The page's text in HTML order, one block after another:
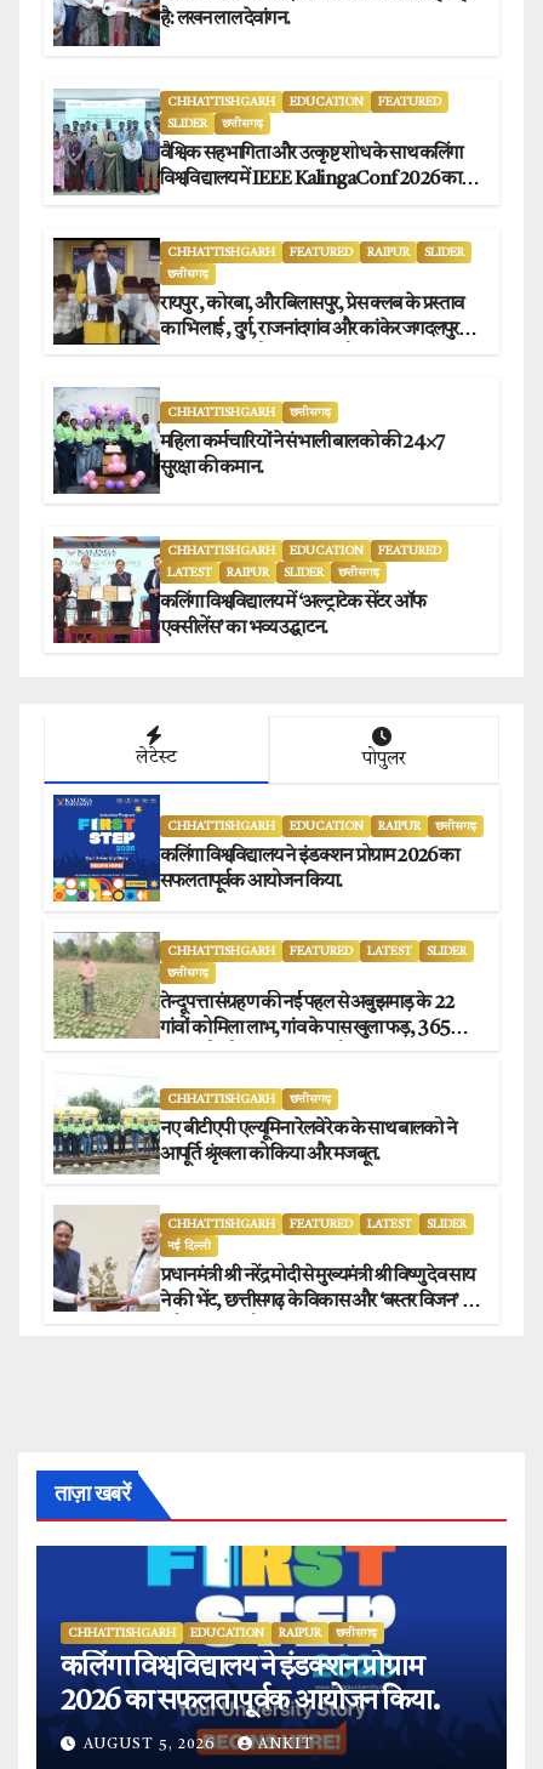
है: लखन लाल देवांगन.
CHHATTISHGARH EDUCATION
FEATURED
SLIDER
छत्तीसगढ़
वैश्विक सहभागिता और उत्कृष्ट शोध के साथ कलिंगा
विश्वविद्यालय में IEEE KalingaConf 2026 का
CHHATTISHGARH FEATURED RAIPUR
SLIDER
छत्तीसगढ़
रायपुर , कोरबा, और बिलासपुर, प्रेस क्लब के प्रस्ताव
का भिलाई , दुर्ग, राजनांदगांव और कांकेर जगदलपुर
CHHATTISHGARH छत्तीसगढ़
महिला कर्मचारियों ने संभाली बालको की 24×7
सुरक्षा की कमान.
CHHATTISHGARH EDUCATION
FEATURED
LATEST
RAIPUR SLIDER छत्तीसगढ़
कलिंगा विश्वविद्यालय में ‘अल्ट्राटेक सेंटर ऑफ
एक्सीलेंस’ का भव्य उद्घाटन.
लेटेस्ट पोपुलर
CHHATTISHGARH EDUCATION RAIPUR छत्तीसगढ़
कलिंगा विश्वविद्यालय ने इंडक्शन प्रोग्राम 2026 का
सफलतापूर्वक आयोजन किया.
CHHATTISHGARH FEATURED LATEST
SLIDER
छत्तीसगढ़
तेन्दूपत्ता संग्रहण की नई पहल से अबुझमाड़ के 22
गांवों को मिला लाभ, गांव के पास खुला फड़, 365
CHHATTISHGARH छत्तीसगढ़
नए बीटीएपी एल्यूमिना रेलवे रेक के साथ बालको ने
आपूर्ति श्रृंखला को किया और मजबूत.
CHHATTISHGARH FEATURED LATEST
SLIDER
नई दिल्ली
प्रधानमंत्री श्री नरेंद्र मोदी से मुख्यमंत्री श्री विष्णु देव साय
ने की भेंट, छत्तीसगढ़ के विकास और ‘बस्तर विजन’ पर
ताज़ा खबरें
CHHATTISHGARH EDUCATION RAIPUR छत्तीसगढ़
कलिंगा विश्वविद्यालय ने इंडक्शन प्रोग्राम
2026 का सफलतापूर्वक आयोजन किया.
AUGUST 5, 2026 ANKIT